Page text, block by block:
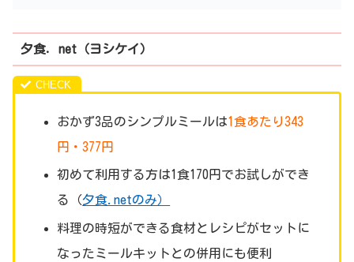
夕食．net（ヨシケイ）
おかず3品のシンプルミールは1食あたり343
円・377円
初めて利用する方は1食170円でお試しができ
る（夕食.netのみ）
料理の時短ができる食材とレシピがセットに
なったミールキットとの併用にも便利